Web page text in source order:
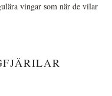
vingar som när de vilar